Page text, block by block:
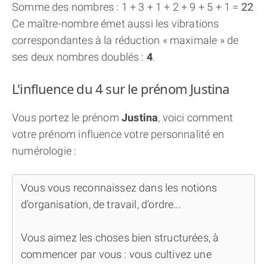
Somme des nombres : 1 + 3 + 1 + 2 + 9 + 5 + 1 = 22
Ce maître-nombre émet aussi les vibrations
correspondantes à la réduction « maximale » de
ses deux nombres doublés : 4.
L'influence du 4 sur le prénom Justina
Vous portez le prénom Justina, voici comment
votre prénom influence votre personnalité en
numérologie :
Vous vous reconnaissez dans les notions
d'organisation, de travail, d'ordre...
Vous aimez les choses bien structurées, à
commencer par vous : vous cultivez une